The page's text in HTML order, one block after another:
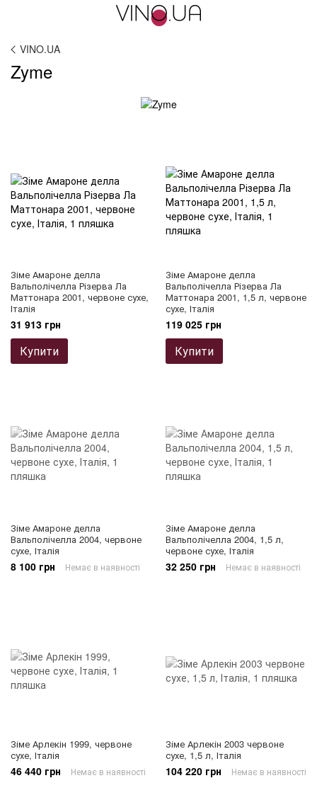
VINO.UA
Zyme
Зіме Амароне делла
Вальполічелла Різерва Ла
Маттонара 2001, червоне сухе,
Італія
31 913 грн
Купити
Зіме Амароне делла
Вальполічелла Різерва Ла
Маттонара 2001, 1,5 л, червоне
сухе, Італія
119 025 грн
Купити
Зіме Амароне делла
Вальполічелла 2004, червоне
сухе, Італія
8 100 грн Немає в наявності
Зіме Амароне делла
Вальполічелла 2004, 1,5 л,
червоне сухе, Італія
32 250 грн Немає в наявності
Зіме Арлекін 1999, червоне
сухе, Італія
46 440 грн Немає в наявності
Зіме Арлекін 2003 червоне
сухе, 1,5 л, Італія
104 220 грн Немає в наявності